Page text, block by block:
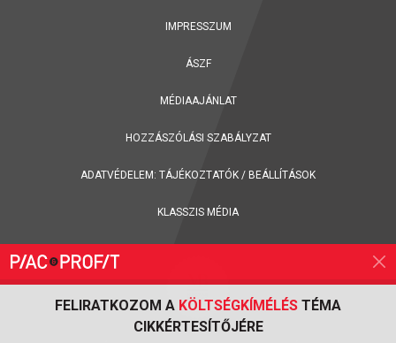
FELIRATKOZOM A KÖLTSÉGKÍMÉLÉS TÉMA
CIKKÉRTESÍTŐJÉRE
IMPRESSZUM
ÁSZF
MÉDIAAJÁNLAT
HOZZÁSZÓLÁSI SZABÁLYZAT
ADATVÉDELEM: TÁJÉKOZTATÓK / BEÁLLÍTÁSOK
KLASSZIS MÉDIA